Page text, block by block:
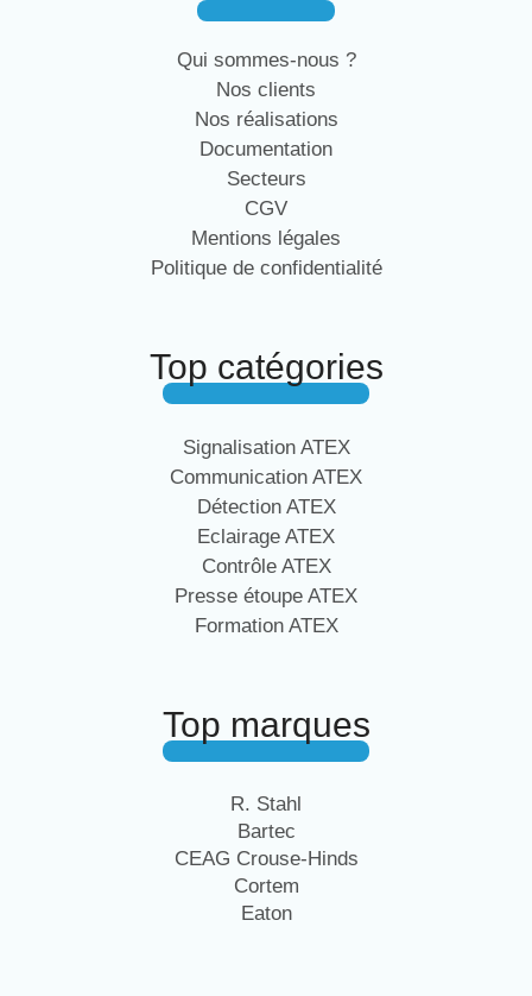
Qui sommes-nous ?
Nos clients
Nos réalisations
Documentation
Secteurs
CGV
Mentions légales
Politique de confidentialité
Top catégories
Signalisation ATEX
Communication ATEX
Détection ATEX
Eclairage ATEX
Contrôle ATEX
Presse étoupe ATEX
Formation ATEX
Top marques
R. Stahl
Bartec
CEAG Crouse-Hinds
Cortem
Eaton